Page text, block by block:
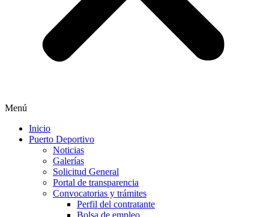
Menú
Inicio
Puerto Deportivo
Noticias
Galerías
Solicitud General
Portal de transparencia
Convocatorias y trámites
Perfil del contratante
Bolsa de empleo